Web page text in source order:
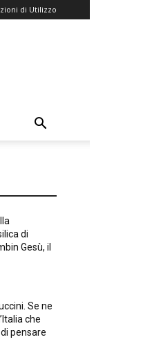
di Utilizzo
di
Gesù, il
Se ne
che
pensare